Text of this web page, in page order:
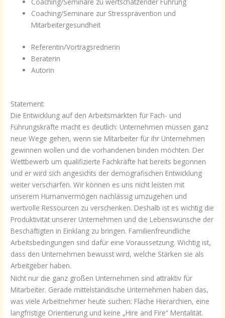
Coaching/Seminare zur Stressprävention und
Mitarbeitergesundheit
Referentin/Vortragsrednerin
Beraterin
Autorin
Statement:
Die Entwicklung auf den Arbeitsmärkten für Fach- und
Führungskräfte macht es deutlich: Unternehmen müssen ganz
neue Wege gehen, wenn sie Mitarbeiter für ihr Unternehmen
gewinnen wollen und die vorhandenen binden möchten. Der
Wettbewerb um qualifizierte Fachkräfte hat bereits begonnen
und er wird sich angesichts der demografischen Entwicklung
weiter verschärfen. Wir können es uns nicht leisten mit
unserem Humanvermögen nachlässig umzugehen und
wertvolle Ressourcen zu verschenken. Deshalb ist es wichtig die
Produktivität unserer Unternehmen und die Lebenswünsche der
Beschäftigten in Einklang zu bringen. Familienfreundliche
Arbeitsbedingungen sind dafür eine Voraussetzung. Wichtig ist,
dass den Unternehmen bewusst wird, welche Stärken sie als
Arbeitgeber haben.
Nicht nur die ganz großen Unternehmen sind attraktiv für
Mitarbeiter. Gerade mittelständische Unternehmen haben das,
was viele Arbeitnehmer heute suchen: Flache Hierarchien, eine
langfristige Orientierung und keine „Hire and Fire“ Mentalität.